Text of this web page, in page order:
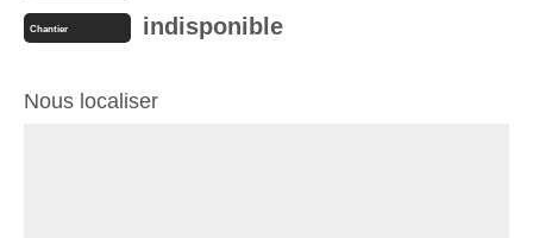
Chantier indisponible
Nous localiser